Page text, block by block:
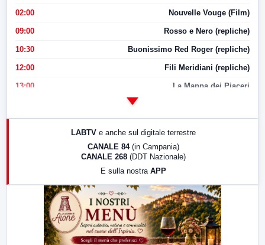
02:00 Nouvelle Vouge (Film)
09:00 Rosso e Nero (repliche)
10:30 Buonissimo Red Roger (repliche)
12:00 Fili Meridiani (repliche)
13:00 La Mappa dei Piaceri
LabNews (replica)
LABTV e anche sul digitale terrestre
CANALE 84 (in Campania)
CANALE 268 (DDT Nazionale)
E sulla nostra APP